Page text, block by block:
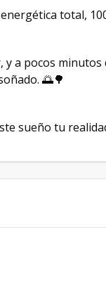
total,
a pocos minutos
🌅🌳
sueño tu